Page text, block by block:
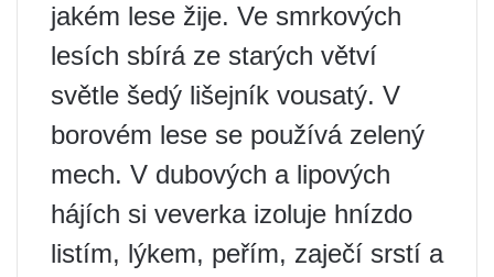
jakém lese žije. Ve smrkových
lesích sbírá ze starých větví
světle šedý lišejník vousatý. V
borovém lese se používá zelený
mech. V dubových a lipových
hájích si veverka izoluje hnízdo
listím, lýkem, peřím, zaječí srstí a